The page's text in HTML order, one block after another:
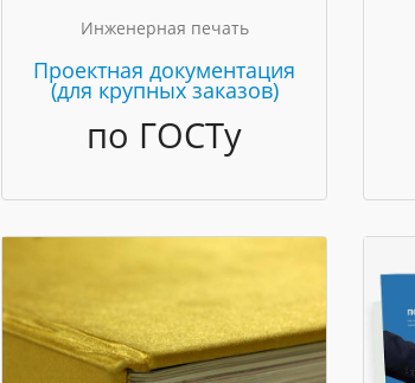
Инженерная печать
Проектная документация
(для крупных заказов)
по ГОСТу